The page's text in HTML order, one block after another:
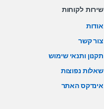
שירות לקוחות
אודות
צור קשר
תקנון ותנאי שימוש
שאלות נפוצות
אינדקס האתר